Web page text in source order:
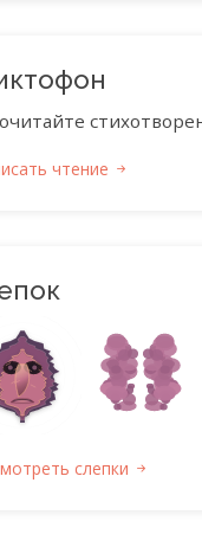
чтение
слепки